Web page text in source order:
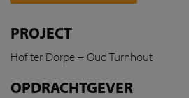
PROJECT
Hof ter Dorpe – Oud Turnhout
OPDRACHTGEVER